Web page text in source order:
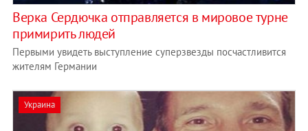
Верка Сердючка отправляется в мировое турне
примирить людей
Первыми увидеть выступление суперзвезды посчастливится
жителям Германии
Украина